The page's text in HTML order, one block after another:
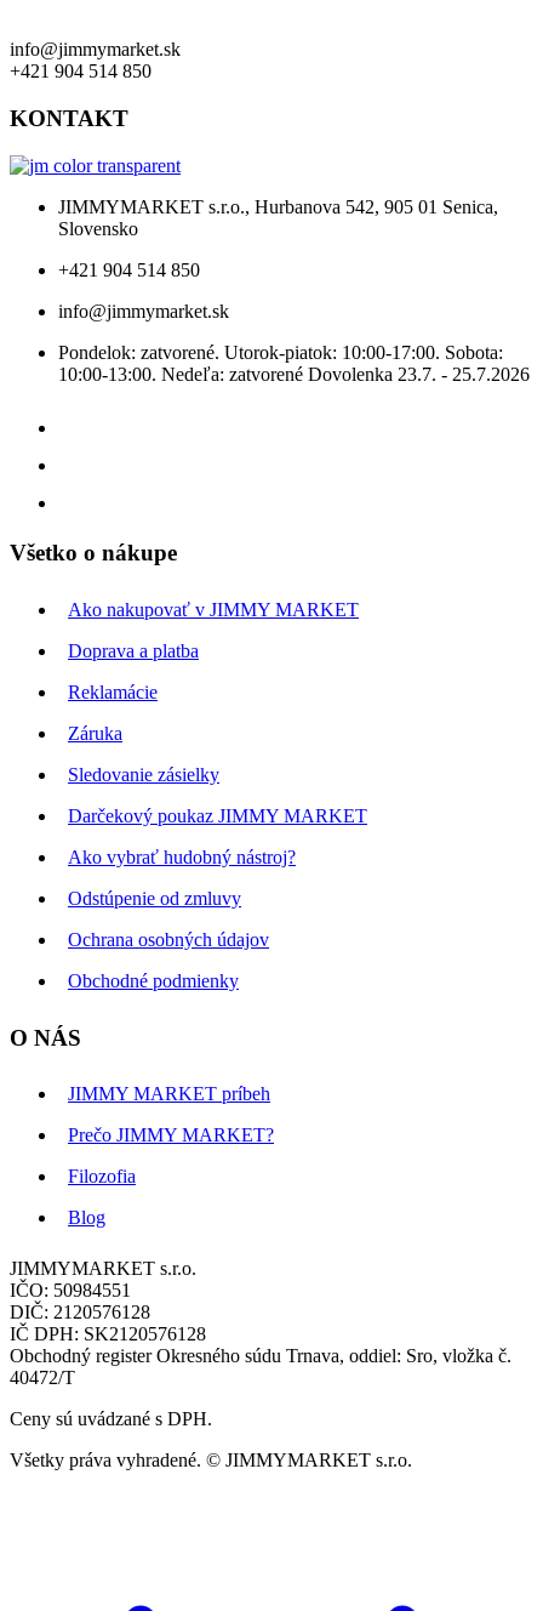
info@jimmymarket.sk
+421 904 514 850
KONTAKT
JIMMYMARKET s.r.o., Hurbanova 542, 905 01 Senica,
Slovensko
+421 904 514 850
info@jimmymarket.sk
Pondelok: zatvorené. Utorok-piatok: 10:00-17:00. Sobota:
10:00-13:00. Nedeľa: zatvorené Dovolenka 23.7. - 25.7.2026
Všetko o nákupe
Ako nakupovať v JIMMY MARKET
Doprava a platba
Reklamácie
Záruka
Sledovanie zásielky
Darčekový poukaz JIMMY MARKET
Ako vybrať hudobný nástroj?
Odstúpenie od zmluvy
Ochrana osobných údajov
Obchodné podmienky
O NÁS
JIMMY MARKET príbeh
Prečo JIMMY MARKET?
Filozofia
Blog
JIMMYMARKET s.r.o.
IČO: 50984551
DIČ: 2120576128
IČ DPH: SK2120576128
Obchodný register Okresného súdu Trnava, oddiel: Sro, vložka č.
40472/T
Ceny sú uvádzané s DPH.
Všetky práva vyhradené. © JIMMYMARKET s.r.o.